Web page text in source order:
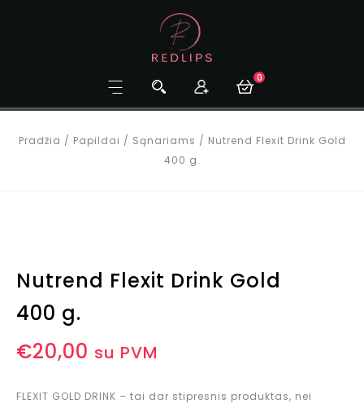
0
Pradžia / Papildai / Sąnariams / Nutrend Flexit Drink Gold
400 g.
Nutrend Flexit Drink Gold
400 g.
€20,00 su PVM
FLEXIT GOLD DRINK – tai dar stipresnis produktas, nei